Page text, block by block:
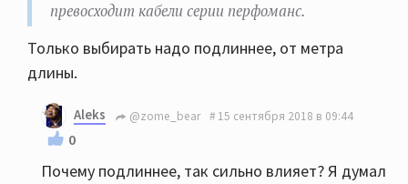
превосходит кабели серии перфоманс.
Только выбирать надо подлиннее, от метра
длины.
Aleks @zome_bear 15 сентября 2018 в 09:44
0
Почему подлиннее, так сильно влияет? Я думал